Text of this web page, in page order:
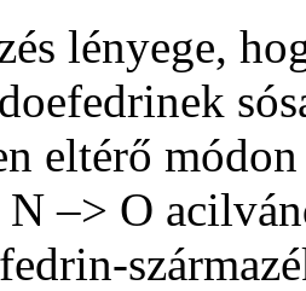
lényege,
eltérő
–> O